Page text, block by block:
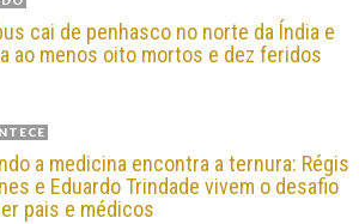
cai de penhasco no norte da Índia e
ao menos oito mortos e dez feridos
a medicina encontra a ternura: Régis
e Eduardo Trindade vivem o desafio
pais e médicos